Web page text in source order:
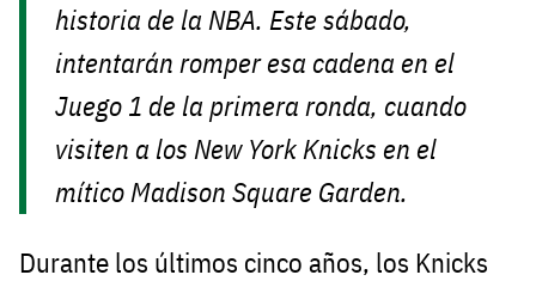
historia de la NBA. Este sábado,
intentarán romper esa cadena en el
Juego 1 de la primera ronda, cuando
visiten a los New York Knicks en el
mítico Madison Square Garden.
Durante los últimos cinco años, los Knicks